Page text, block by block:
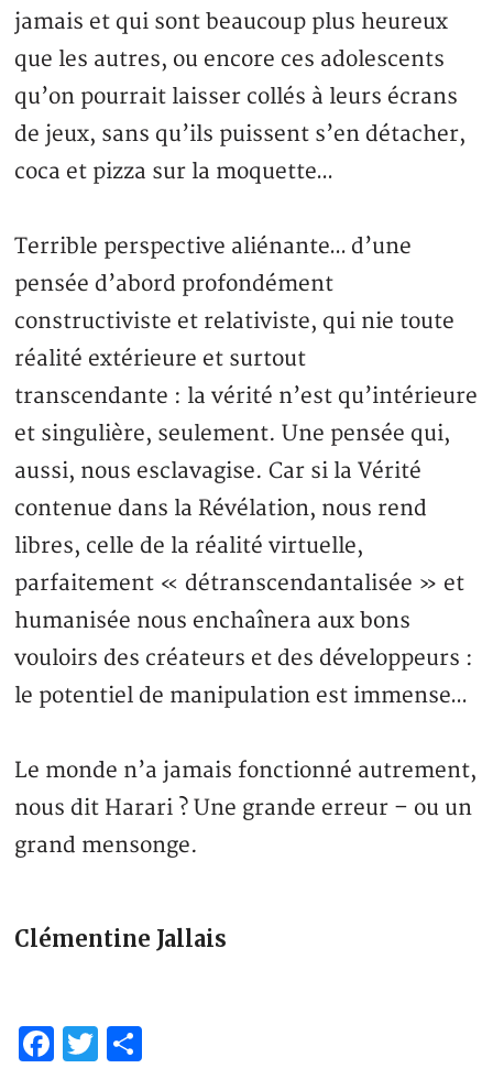
jamais et qui sont beaucoup plus heureux
que les autres, ou encore ces adolescents
qu’on pourrait laisser collés à leurs écrans
de jeux, sans qu’ils puissent s’en détacher,
coca et pizza sur la moquette…
Terrible perspective aliénante… d’une
pensée d’abord profondément
constructiviste et relativiste, qui nie toute
réalité extérieure et surtout
transcendante : la vérité n’est qu’intérieure
et singulière, seulement. Une pensée qui,
aussi, nous esclavagise. Car si la Vérité
contenue dans la Révélation, nous rend
libres, celle de la réalité virtuelle,
parfaitement « détranscendantalisée » et
humanisée nous enchaînera aux bons
vouloirs des créateurs et des développeurs :
le potentiel de manipulation est immense…
Le monde n’a jamais fonctionné autrement,
nous dit Harari ? Une grande erreur – ou un
grand mensonge.
Clémentine Jallais
Facebook
Twitter